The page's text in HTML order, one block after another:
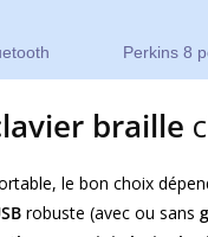
Perkins 8
braille
le bon choix
robuste (avec ou sans